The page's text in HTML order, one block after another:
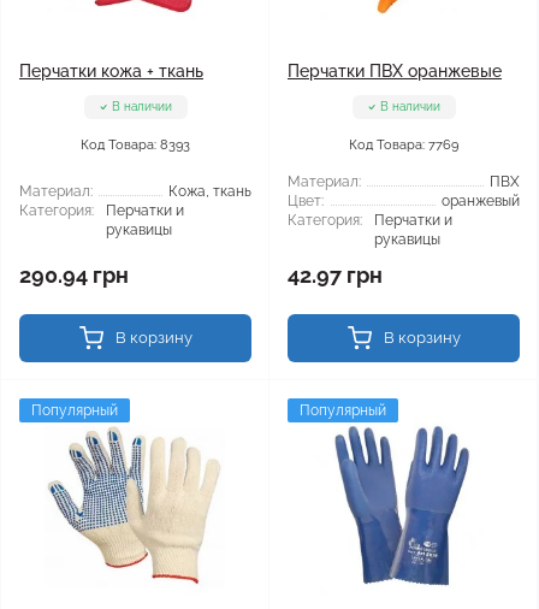
Перчатки кожа + ткань
В наличии
Код Товара: 8393
Материал:
Кожа, ткань
Категория:
Перчатки и
рукавицы
290.94 грн
В корзину
Перчатки ПВХ оранжевые
В наличии
Код Товара: 7769
Материал:
ПВХ
Цвет:
оранжевый
Категория:
Перчатки и
рукавицы
42.97 грн
В корзину
Популярный Популярный